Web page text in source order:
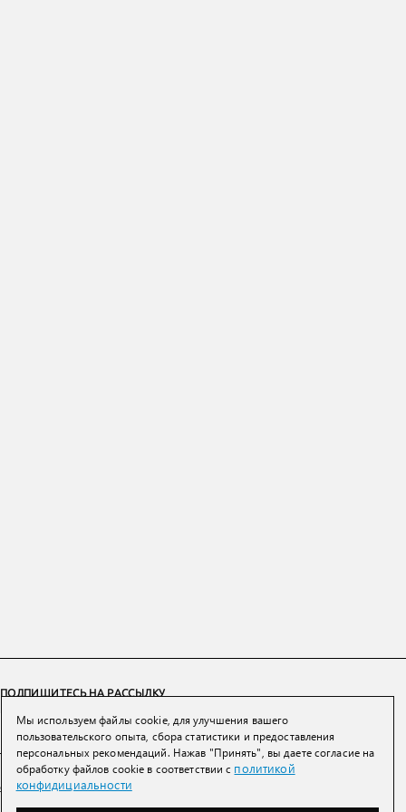
ПОДПИШИТЕСЬ НА РАССЫЛКУ
ПОДПИСАТЬСЯ
Нажимая на кнопку вы соглашаетесь сполитикой конфиденциальности и
обработки персональных данных
Мы используем файлы cookie, для улучшения вашего
пользовательского опыта, сбора статистики и предоставления
персональных рекомендаций. Нажав "Принять", вы даете согласие на
обработку файлов cookie в соответствии с политикой
конфидициальности